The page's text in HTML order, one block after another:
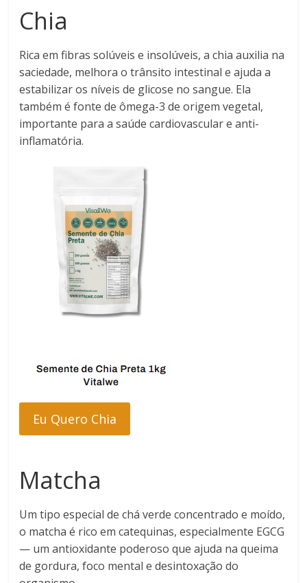
Chia
Rica em fibras solúveis e insolúveis, a chia auxilia na
saciedade, melhora o trânsito intestinal e ajuda a
estabilizar os níveis de glicose no sangue. Ela
também é fonte de ômega-3 de origem vegetal,
importante para a saúde cardiovascular e anti-
inflamatória.
Eu Quero Chia
Matcha
Um tipo especial de chá verde concentrado e moído,
o matcha é rico em catequinas, especialmente EGCG
— um antioxidante poderoso que ajuda na queima
de gordura, foco mental e desintoxação do